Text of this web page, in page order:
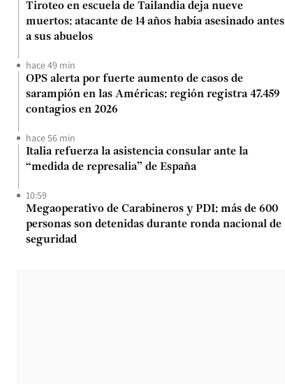
Tiroteo en escuela de Tailandia deja nueve
muertos: atacante de 14 años había asesinado antes
a sus abuelos
hace 49 min
OPS alerta por fuerte aumento de casos de
sarampión en las Américas: región registra 47.459
contagios en 2026
hace 56 min
Italia refuerza la asistencia consular ante la
“medida de represalia” de España
10:59
Megaoperativo de Carabineros y PDI: más de 600
personas son detenidas durante ronda nacional de
seguridad